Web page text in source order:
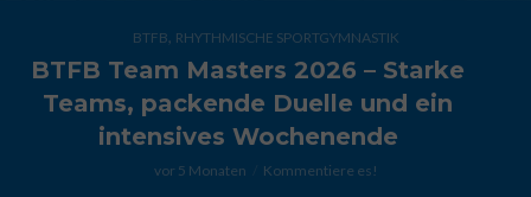
BTFB, RHYTHMISCHE SPORTGYMNASTIK
BTFB Team Masters 2026 – Starke
Teams, packende Duelle und ein
intensives Wochenende
vor 5 Monaten Kommentiere es!